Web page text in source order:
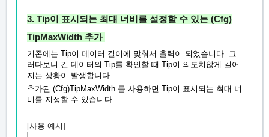
3. Tip이 표시되는 최대 너비를 설정할 수 있는 (Cfg)
TipMaxWidth 추가
기존에는 Tip이 데이터 길이에 맞춰서 출력이 되었습니다. 그
러다보니 긴 데이터의 Tip를 확인할 때 Tip이 의도치않게 길어
지는 상황이 발생합니다.
추가된 (Cfg)TipMaxWidth 를 사용하면 Tip이 표시되는 최대 너
비를 지정할 수 있습니다.
[사용 예시]